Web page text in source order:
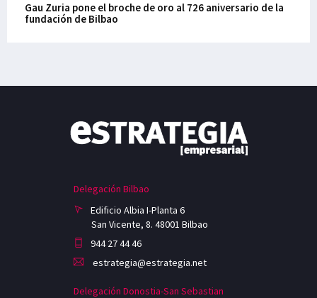
Gau Zuria pone el broche de oro al 726 aniversario de la
fundación de Bilbao
Delegación Bilbao
Edificio Albia I-Planta 6
San Vicente, 8. 48001 Bilbao
944 27 44 46
estrategia@estrategia.net
Delegación Donostia-San Sebastian